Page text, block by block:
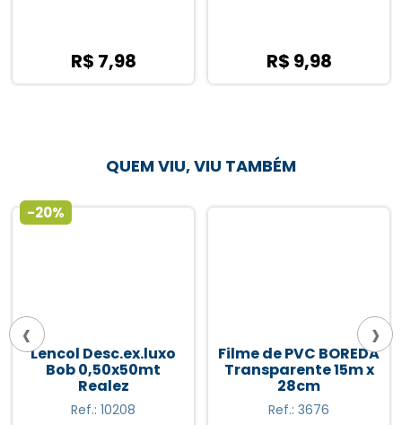
R$ 9,98 R$ 14,30
QUEM VIU, VIU TAMBÉM
Filme de PVC BOREDA
Transparente 15m x
28cm
Ref.: 3676
Fita Dupla Face Fixa
Forte VONDER
12mmx2m
Ref.: 14297
‹ ›